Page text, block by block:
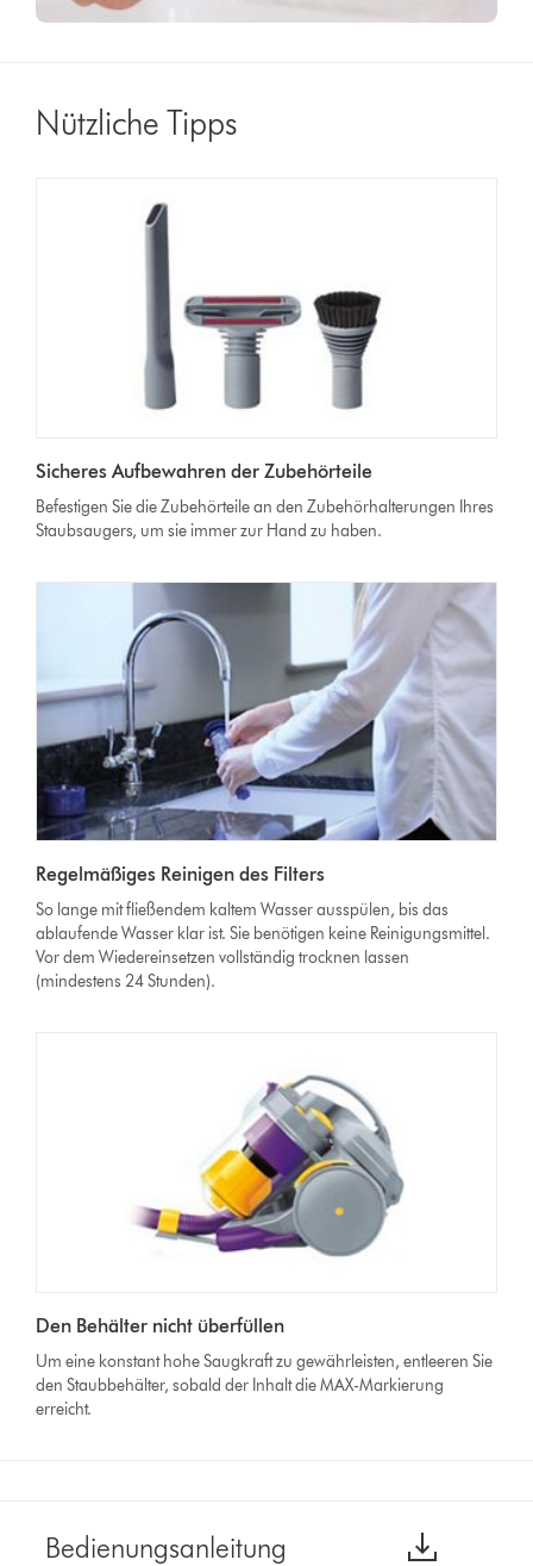
Nützliche Tipps
Sicheres Aufbewahren der Zubehörteile
Befestigen Sie die Zubehörteile an den Zubehörhalterungen Ihres
Staubsaugers, um sie immer zur Hand zu haben.
Regelmäßiges Reinigen des Filters
So lange mit fließendem kaltem Wasser ausspülen, bis das
ablaufende Wasser klar ist. Sie benötigen keine Reinigungsmittel.
Vor dem Wiedereinsetzen vollständig trocknen lassen
(mindestens 24 Stunden).
Den Behälter nicht überfüllen
Um eine konstant hohe Saugkraft zu gewährleisten, entleeren Sie
den Staubbehälter, sobald der Inhalt die MAX-Markierung
erreicht.
Bedienungsanleitung